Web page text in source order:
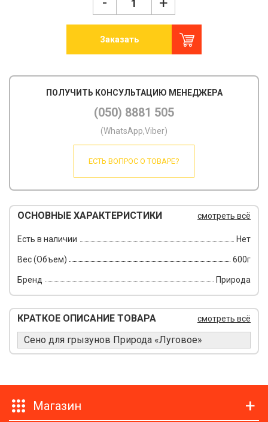
Заказать
ПОЛУЧИТЬ КОНСУЛЬТАЦИЮ МЕНЕДЖЕРА
(050) 8881 505
(WhatsApp,Viber)
ЕСТЬ ВОПРОС О ТОВАРЕ?
ОСНОВНЫЕ ХАРАКТЕРИСТИКИ смотреть всё
Есть в наличии Нет
Вес (Объем) 600г
Бренд Природа
КРАТКОЕ ОПИСАНИЕ ТОВАРА смотреть всё
Сено для грызунов Природа «Луговое»
Магазин